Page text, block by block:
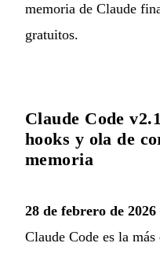
memoria de Claude
gratuitos.
Claude Code
hooks y ola de
memoria
28 de febrero de 2026
Claude Code es la